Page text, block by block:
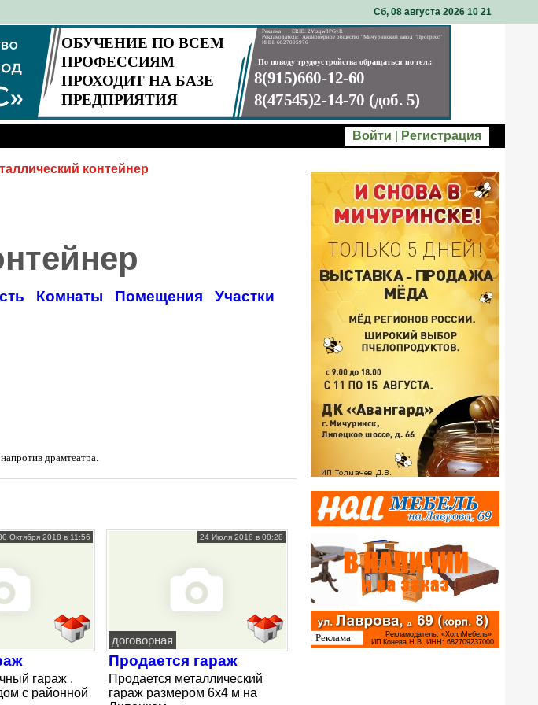
Сб, 08 августа 2026 10 21
Войти Регистрация
контейнер
Комнаты Помещения Участки
драмтеатра.
Октября 2018 в 11:56
гараж .
с районной
24 Июля 2018 в 08:28
договорная
Продается гараж
Продается металлический
гараж размером 6х4 м на